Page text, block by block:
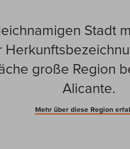
Stadt
große Region
Alicante.
Mehr über diese Region